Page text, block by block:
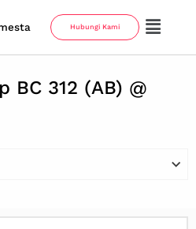
Hubungi Kami
BC 312 (AB) @